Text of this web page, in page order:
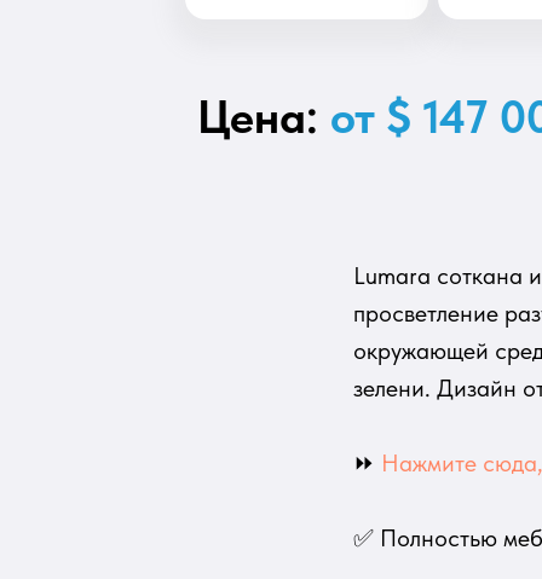
Цена: от $ 147
Lumara соткана
просветление
окружающей
зелени. Дизайн
⏩ Нажмите сюда,
✅ Полностью